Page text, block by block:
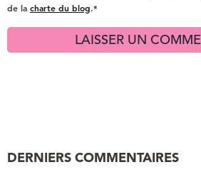
de la charte du blog.*
DERNIERS COMMENTAIRES